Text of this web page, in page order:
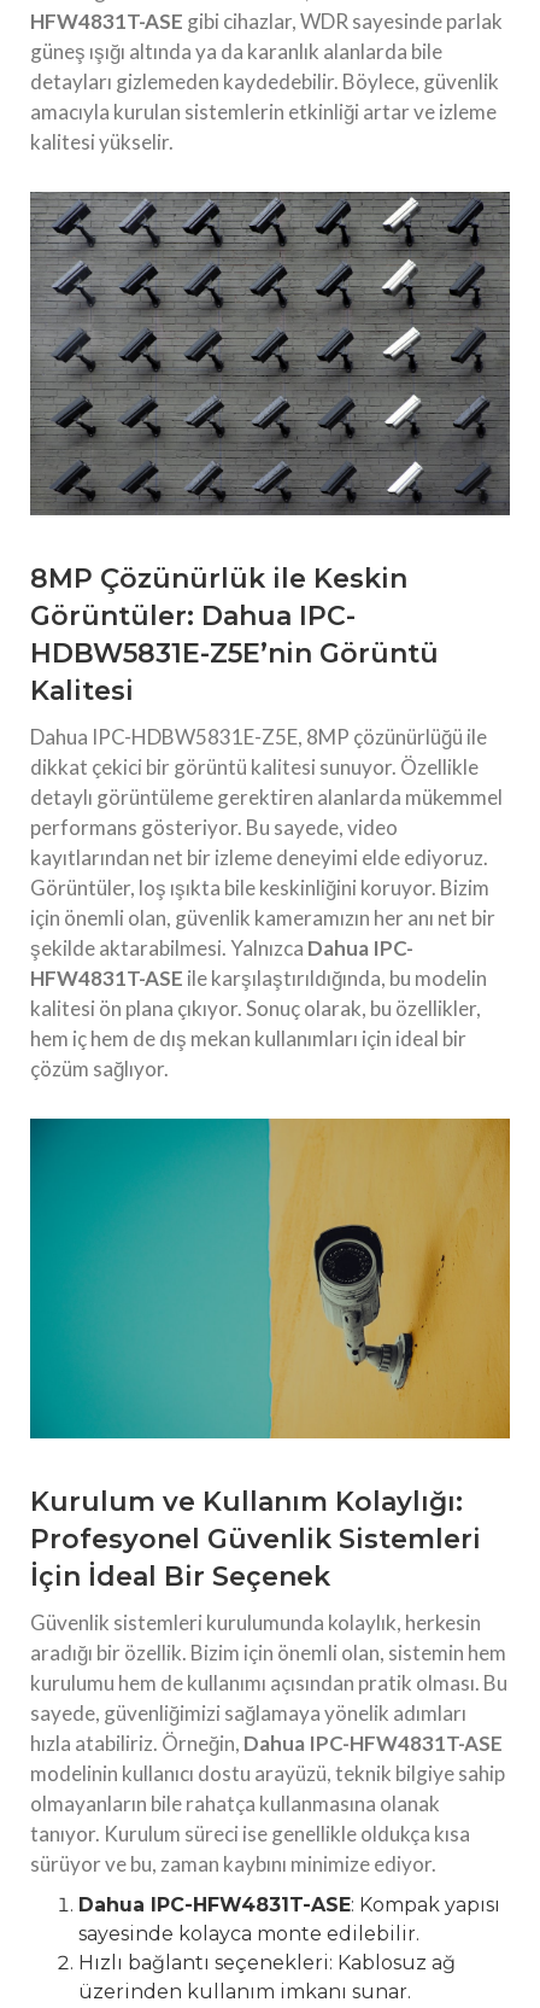
HFW4831T-ASE gibi cihazlar, WDR sayesinde parlak
güneş ışığı altında ya da karanlık alanlarda bile
detayları gizlemeden kaydedebilir. Böylece, güvenlik
amacıyla kurulan sistemlerin etkinliği artar ve izleme
kalitesi yükselir.
8MP Çözünürlük ile Keskin
Görüntüler: Dahua IPC-
HDBW5831E-Z5E’nin Görüntü
Kalitesi
Dahua IPC-HDBW5831E-Z5E, 8MP çözünürlüğü ile
dikkat çekici bir görüntü kalitesi sunuyor. Özellikle
detaylı görüntüleme gerektiren alanlarda mükemmel
performans gösteriyor. Bu sayede, video
kayıtlarından net bir izleme deneyimi elde ediyoruz.
Görüntüler, loş ışıkta bile keskinliğini koruyor. Bizim
için önemli olan, güvenlik kameramızın her anı net bir
şekilde aktarabilmesi. Yalnızca Dahua IPC-
HFW4831T-ASE ile karşılaştırıldığında, bu modelin
kalitesi ön plana çıkıyor. Sonuç olarak, bu özellikler,
hem iç hem de dış mekan kullanımları için ideal bir
çözüm sağlıyor.
Kurulum ve Kullanım Kolaylığı:
Profesyonel Güvenlik Sistemleri
İçin İdeal Bir Seçenek
Güvenlik sistemleri kurulumunda kolaylık, herkesin
aradığı bir özellik. Bizim için önemli olan, sistemin hem
kurulumu hem de kullanımı açısından pratik olması. Bu
sayede, güvenliğimizi sağlamaya yönelik adımları
hızla atabiliriz. Örneğin, Dahua IPC-HFW4831T-ASE
modelinin kullanıcı dostu arayüzü, teknik bilgiye sahip
olmayanların bile rahatça kullanmasına olanak
tanıyor. Kurulum süreci ise genellikle oldukça kısa
sürüyor ve bu, zaman kaybını minimize ediyor.
Dahua IPC-HFW4831T-ASE: Kompak yapısı
sayesinde kolayca monte edilebilir.
Hızlı bağlantı seçenekleri: Kablosuz ağ
üzerinden kullanım imkanı sunar.